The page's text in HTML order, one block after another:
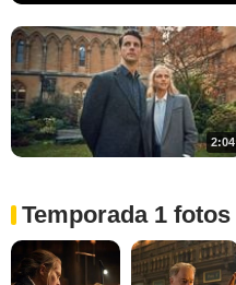
2:04
Temporada 1 fotos